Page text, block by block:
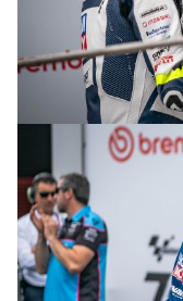
© R.Lekl & S.Wobser